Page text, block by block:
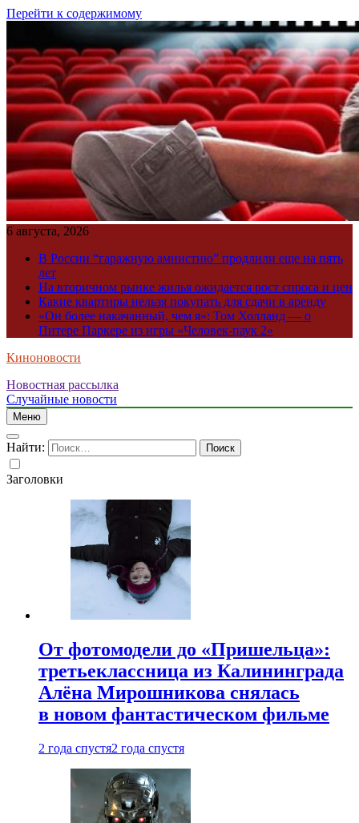
Перейти к содержимому
6 августа, 2026
В России “гаражную амнистию” продлили еще на пять
лет
На вторичном рынке жилья ожидается рост спроса и цен
Какие квартиры нельзя покупать для сдачи в аренду
«Он более накачанный, чем я»: Том Холланд — о
Питере Паркере из игры «Человек-паук 2»
Киноновости
Новостная рассылка
Случайные новости
Меню
Найти:
Заголовки
От фотомодели до «Пришельца»:
третьеклассница из Калининграда
Алёна Мирошникова снялась
в новом фантастическом фильме
2 года спустя2 года спустя